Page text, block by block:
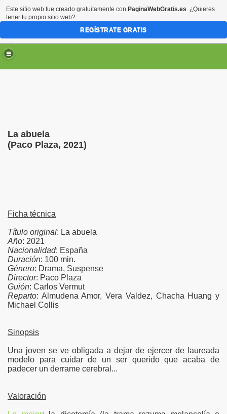
La abuela
(Paco Plaza, 2021)
Ficha técnica
Título original: La abuela
Año: 2021
Nacionalidad: España
Duración: 100 min.
Género: Drama, Suspense
Director: Paco Plaza
Guión: Carlos Vermut
Reparto: Almudena Amor, Vera Valdez, Chacha Huang y
Michael Collis
Sinopsis
Una joven se ve obligada a dejar de ejercer de laureada
modelo para cuidar de un ser querido que acaba de
padecer un derrame cerebral...
Valoración
Este sitio web fue creado gratuitamente con PaginaWebGratis.es. ¿Quieres
tener tu propio sitio web?
REGÍSTRATE GRATIS